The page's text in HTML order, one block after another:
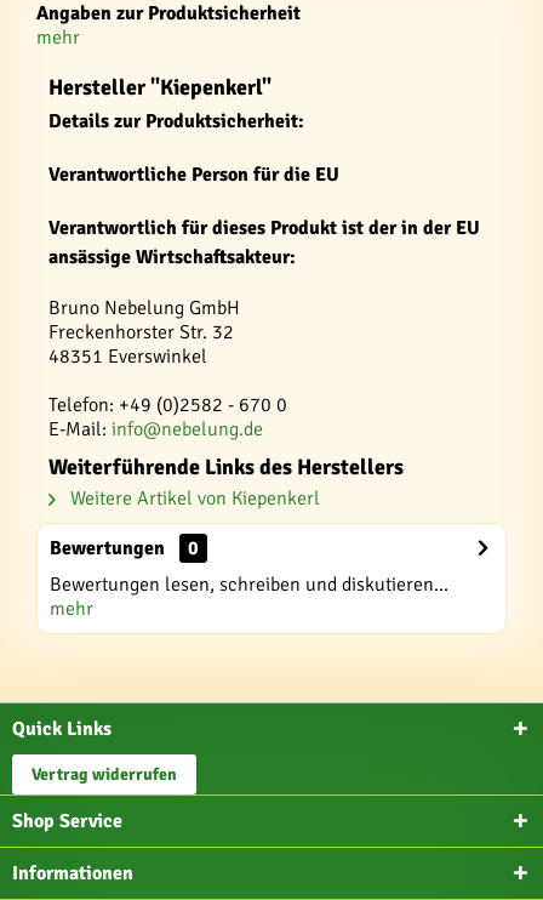
Angaben zur Produktsicherheit
mehr
Hersteller "Kiepenkerl"
Details zur Produktsicherheit:
Verantwortliche Person für die EU
Verantwortlich für dieses Produkt ist der in der EU
ansässige Wirtschaftsakteur:
Bruno Nebelung GmbH
Freckenhorster Str. 32
48351 Everswinkel
Telefon: +49 (0)2582 - 670 0
E-Mail: info@nebelung.de
Weiterführende Links des Herstellers
Weitere Artikel von Kiepenkerl
Bewertungen
0
Bewertungen lesen, schreiben und diskutieren...
mehr
Quick Links
Vertrag widerrufen
Shop Service
Informationen